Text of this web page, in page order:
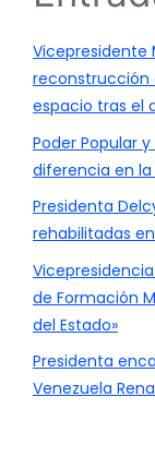
Vicepresidente
reconstrucción
espacio tras el
Poder Popular
diferencia en
Presidenta
rehabilitadas
de Formación
del Estado»
Presidenta
Venezuela